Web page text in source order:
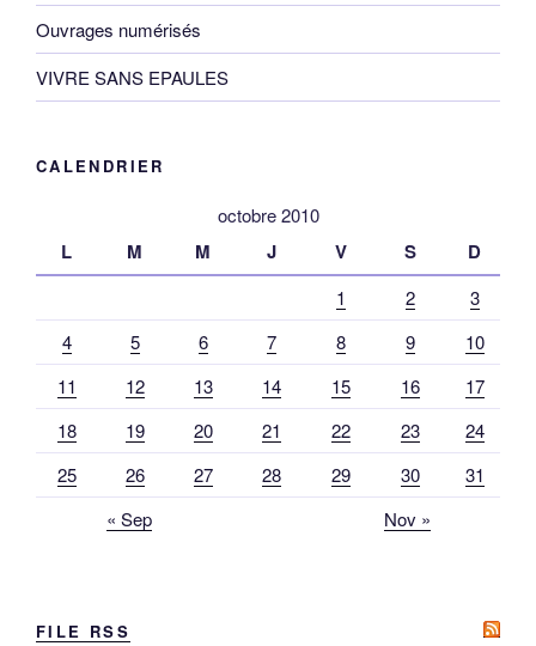
Ouvrages numérisés
VIVRE SANS EPAULES
CALENDRIER
octobre 2010
L M M J V S D
1 2
3
4
5 6 7 8 9
10
11
12 13 14 15 16
17
18
19 20 21 22 23
24
25
26 27 28 29 30
31
« Sep
Nov »
FILE RSS